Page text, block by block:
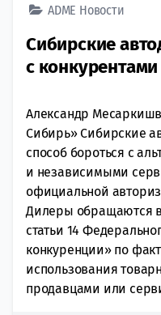
ADME Новости
Сибирские
с
Александр
Сибирь» Сибирские
способ бороться с
и независимыми
официальной
Дилеры обращаются
статьи 14
конкуренции» по
использования
продавцами или